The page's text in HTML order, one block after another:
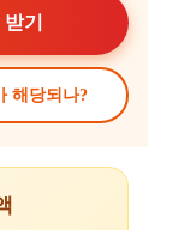
기
해당되나?